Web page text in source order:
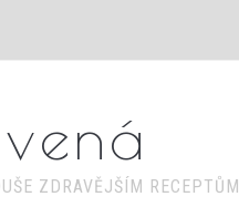
ZDRAVĚJŠÍM RECEPTŮM